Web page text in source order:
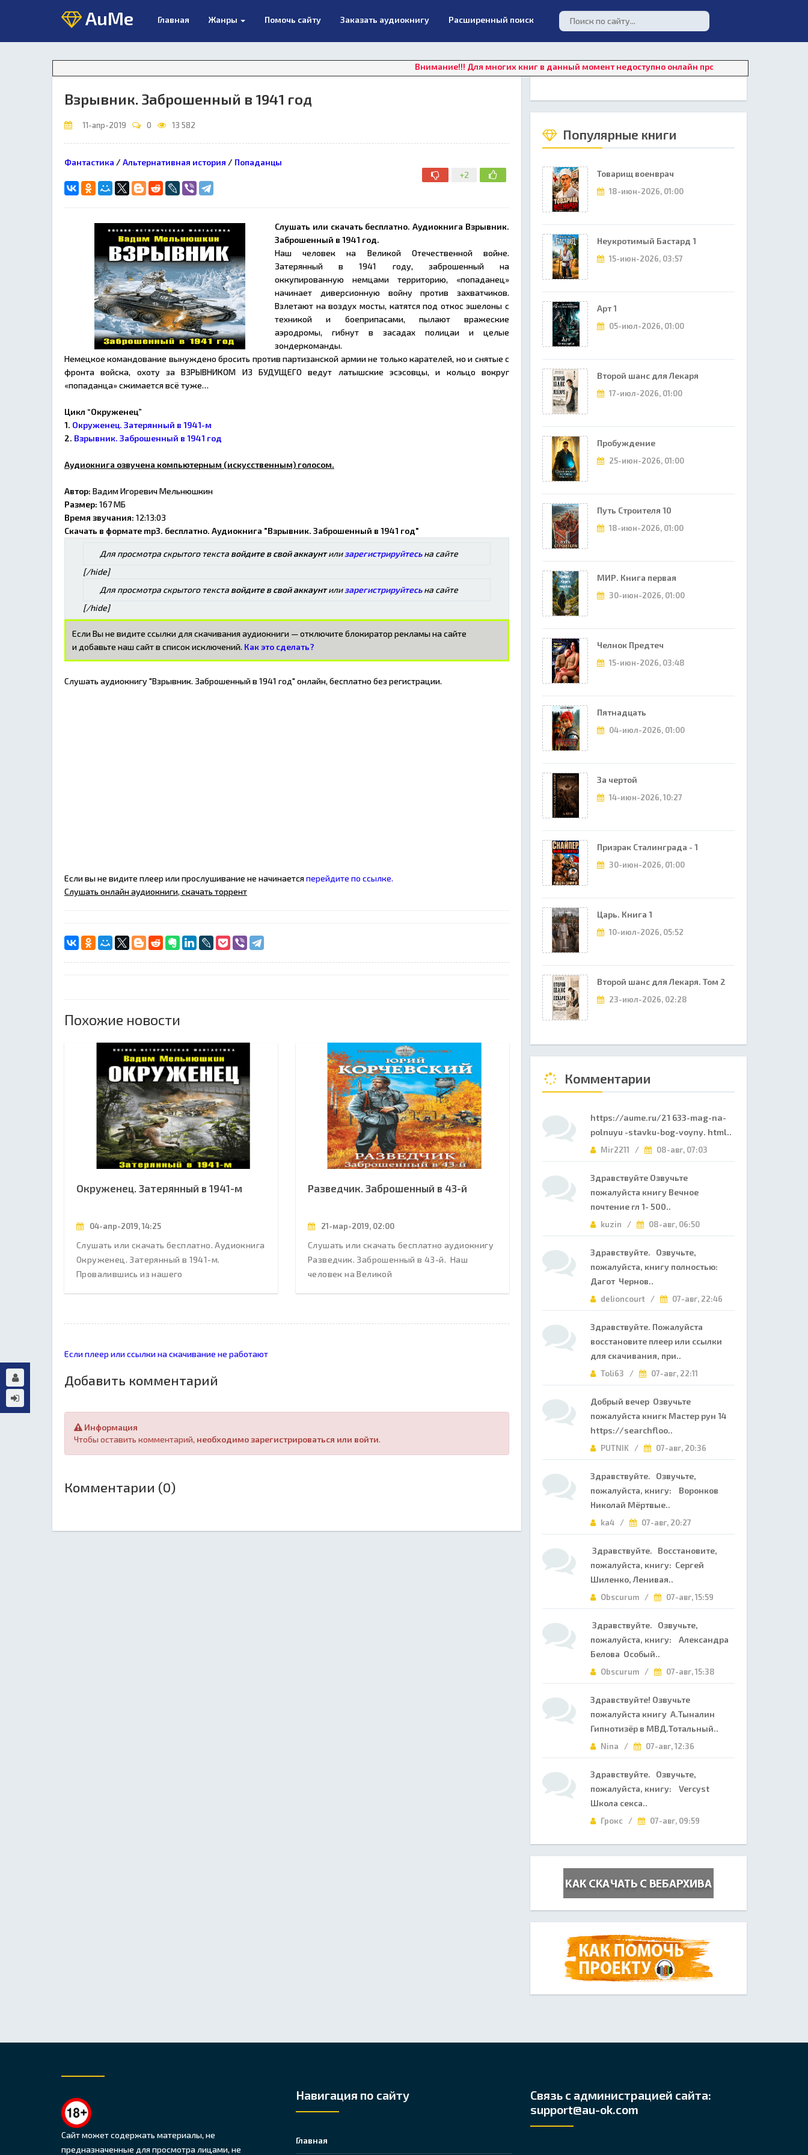
AuMe Главная Жанры Помочь сайту Заказать аудиокнигу Расширенный поиск
Внимание!!! Для многих книг в данный момент недоступно онлайн прослушивание. Для
Взрывник. Заброшенный в 1941 год
11-апр-2019 0 13 582
+2
Фантастика / Альтернативная история / Попаданцы
Слушать или скачать бесплатно. Аудиокнига Взрывник.
Заброшенный в 1941 год.
Наш человек на Великой Отечественной войне.
Затерянный в 1941 году, заброшенный на
оккупированную немцами территорию, «попаданец»
начинает диверсионную войну против захватчиков.
Взлетают на воздух мосты, катятся под откос эшелоны с
техникой и боеприпасами, пылают вражеские
аэродромы, гибнут в засадах полицаи и целые
зондеркоманды.
Немецкое командование вынуждено бросить против партизанской армии не только карателей, но и снятые с
фронта войска, охоту за ВЗРЫВНИКОМ ИЗ БУДУЩЕГО ведут латышские эсэсовцы, и кольцо вокруг
«попаданца» сжимается всё туже…
Цикл “Окруженец”
1. Окруженец. Затерянный в 1941-м
2. Взрывник. Заброшенный в 1941 год
Аудиокнига озвучена компьютерным (искусственным) голосом.
Автор: Вадим Игоревич Мельнюшкин
Размер: 167 МБ
Время звучания: 12:13:03
Скачать в формате mp3. бесплатно. Аудиокнига "Взрывник. Заброшенный в 1941 год"
Для просмотра скрытого текста войдите в свой аккаунтилизарегистрируйтесьна сайте
[/hide]
Для просмотра скрытого текста войдите в свой аккаунтилизарегистрируйтесьна сайте
[/hide]
Если Вы не видите ссылки для скачивания аудиокниги — отключите блокиратор рекламы на сайте
и добавьте наш сайт в список исключений. Как это сделать?
Слушать аудиокнигу "Взрывник. Заброшенный в 1941 год" онлайн, бесплатно без регистрации.
Если вы не видите плеер или прослушивание не начинаетсяперейдите по ссылке.
Слушать онлайн аудиокниги, скачать торрент
Похожие новости
Окруженец. Затерянный в 1941-м
04-апр-2019, 14:25
Слушать или скачать бесплатно. Аудиокнига
Окруженец. Затерянный в 1941-м.
Провалившись из нашего
Разведчик. Заброшенный в 43-й
21-мар-2019, 02:00
Слушать или скачать бесплатно аудиокнигу
Разведчик. Заброшенный в 43-й. Наш
человек на Великой
Если плеер или ссылки на скачивание не работают
Добавить комментарий
Информация
Чтобы оставить комментарий, необходимо зарегистрироваться или войти.
Комментарии (0)
Популярные книги
Товарищ военврач
18-июн-2026, 01:00
Неукротимый Бастард 1
15-июн-2026, 03:57
Арт 1
05-июл-2026, 01:00
Второй шанс для Лекаря
17-июл-2026, 01:00
Пробуждение
25-июн-2026, 01:00
Путь Строителя 10
18-июн-2026, 01:00
МИР. Книга первая
30-июн-2026, 01:00
Челнок Предтеч
15-июн-2026, 03:48
Пятнадцать
04-июл-2026, 01:00
За чертой
14-июн-2026, 10:27
Призрак Сталинграда - 1
30-июн-2026, 01:00
Царь. Книга 1
10-июл-2026, 05:52
Второй шанс для Лекаря. Том 2
23-июл-2026, 02:28
Комментарии
https://aume.ru/21 633-mag-na-
polnuyu -stavku-bog-voyny. html..
Mir2211 / 08-авг, 07:03
Здравствуйте Озвучьте
пожалуйста книгу Вечное
почтение гл 1- 500..
kuzin / 08-авг, 06:50
Здравствуйте. Озвучьте,
пожалуйста, книгу полностью:
Дагот Чернов..
delioncourt / 07-авг, 22:46
Здравствуйте. Пожалуйста
восстановите плеер или ссылки
для скачивания, при..
Toli63 / 07-авг, 22:11
Добрый вечер Озвучьте
пожалуйста книгк Мастер рун 14
https://searchfloo..
PUTNIK / 07-авг, 20:36
Здравствуйте. Озвучьте,
пожалуйста, книгу: Воронков
Николай Мёртвые..
ka4 / 07-авг, 20:27
Здравствуйте. Восстановите,
пожалуйста, книгу: Сергей
Шиленко, Ленивая..
Obscurum / 07-авг, 15:59
Здравствуйте. Озвучьте,
пожалуйста, книгу: Александра
Белова Особый..
Obscurum / 07-авг, 15:38
Здравствуйте! Озвучьте
пожалуйста книгу А.Тыналин
Гипнотизёр в МВД.Тотальный..
Nina / 07-авг, 12:36
Здравствуйте. Озвучьте,
пожалуйста, книгу: Vercyst
Школа секса..
Грокс / 07-авг, 09:59
Сайт может содержать материалы, не
предназначенные для просмотра лицами, не
Навигация по сайту
Главная
Связь с администрацией сайта:
support@au-ok.com